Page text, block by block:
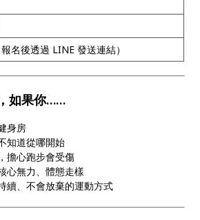
名後透過 LINE 發送連結）
如果你……
身房
知道從哪開始
擔心跑步會受傷
心無力、體態走樣
續、不會放棄的運動方式